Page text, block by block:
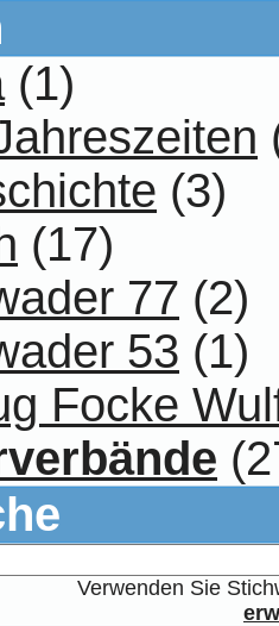
(1)
(3)
(17)
77 (2)
53 (1)
Focke
Verwenden Sie